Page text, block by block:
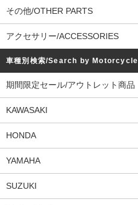
その他/OTHER PARTS
アクセサリー/ACCESSORIES
車種別検索/Search by Motorcycle
期間限定セール/アウトレット商品
KAWASAKI
HONDA
YAMAHA
SUZUKI